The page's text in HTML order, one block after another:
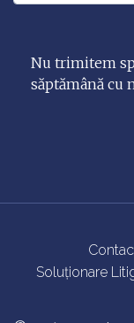
Nu trimitem
săptămână cu
Soluționare